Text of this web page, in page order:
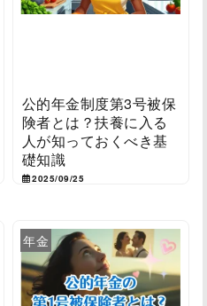
公的年金制度第3号被保
険者とは？扶養に入る
人が知っておくべき基
礎知識
2025/09/25
年金